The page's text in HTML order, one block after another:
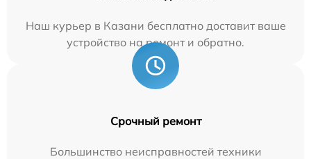
Наш курьер в Казани бесплатно доставит ваше
устройство на ремонт и обратно.
Срочный ремонт
Большинство неисправностей техники